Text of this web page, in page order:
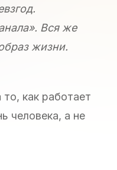
Вся же
жизни.
как работает
человека, а не